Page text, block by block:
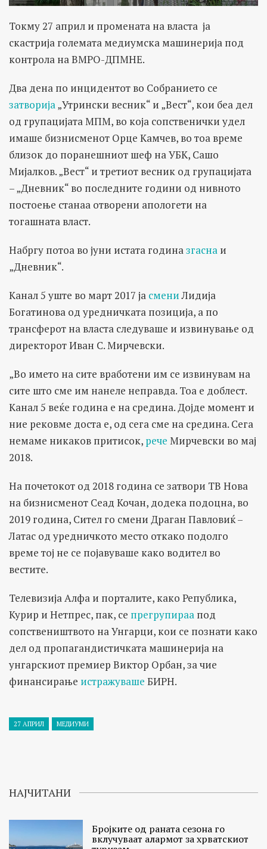
Токму 27 април и промената на власта ја
скастрија големата медиумска машинерија под
контрола на ВМРО-ДПМНЕ.
Два дена по инцидентот во Собранието се
затворија„Утрински весник“ и „Вест“, кои беа дел
од групацијата МПМ, во која сопственички удел
имаше бизнисменот Орце Камчев, во тоа време
близок до поранешниот шеф на УБК, Сашо
Мијалков. „Вест“ и третиот весник од групацијата
– „Дневник“ во последните години од нивното
постоење станаа отворени апологети на
тогашната власт.
Набргу потоа во јуни истата годиназгасна и
„Дневник“.
Канал 5 уште во март 2017 ја смениЛидија
Богатинова од уредничката позиција, а по
трансферот на власта следуваше и извинување од
директорот Иван С. Мирчевски.
„Во името на сите вработени им се извинувам на
сите што сме им нанеле неправда. Тоа е доблест.
Канал 5 веќе година е на средина. Дојде момент и
ние рековме доста е, од сега сме на средина. Сега
немаме никаков притисок, рече Мирчевски во мај
2018.
На почетокот од 2018 година се затвори ТВ Нова
на бизнисменот Сеад Кочан, додека подоцна, во
2019 година, Сител го смени Драган Павловиќ –
Латас од уредничкото место откако подолго
време тој не се појавуваше како водител во
вестите.
Телевизија Алфа и порталите, како Република,
Курир и Нетпрес, пак, се прегрупираа под
сопствеништвото на Унгарци, кои се познати како
дел од пропагандистичката машинерија на
унгарскиот премиер Виктор Орбан, за чие
финансирање истражуваше БИРН.
27 АПРИЛ МЕДИУМИ
НАЈЧИТАНИ
Бројките од раната сезона го
вклучуваат алармот за хрватскиот